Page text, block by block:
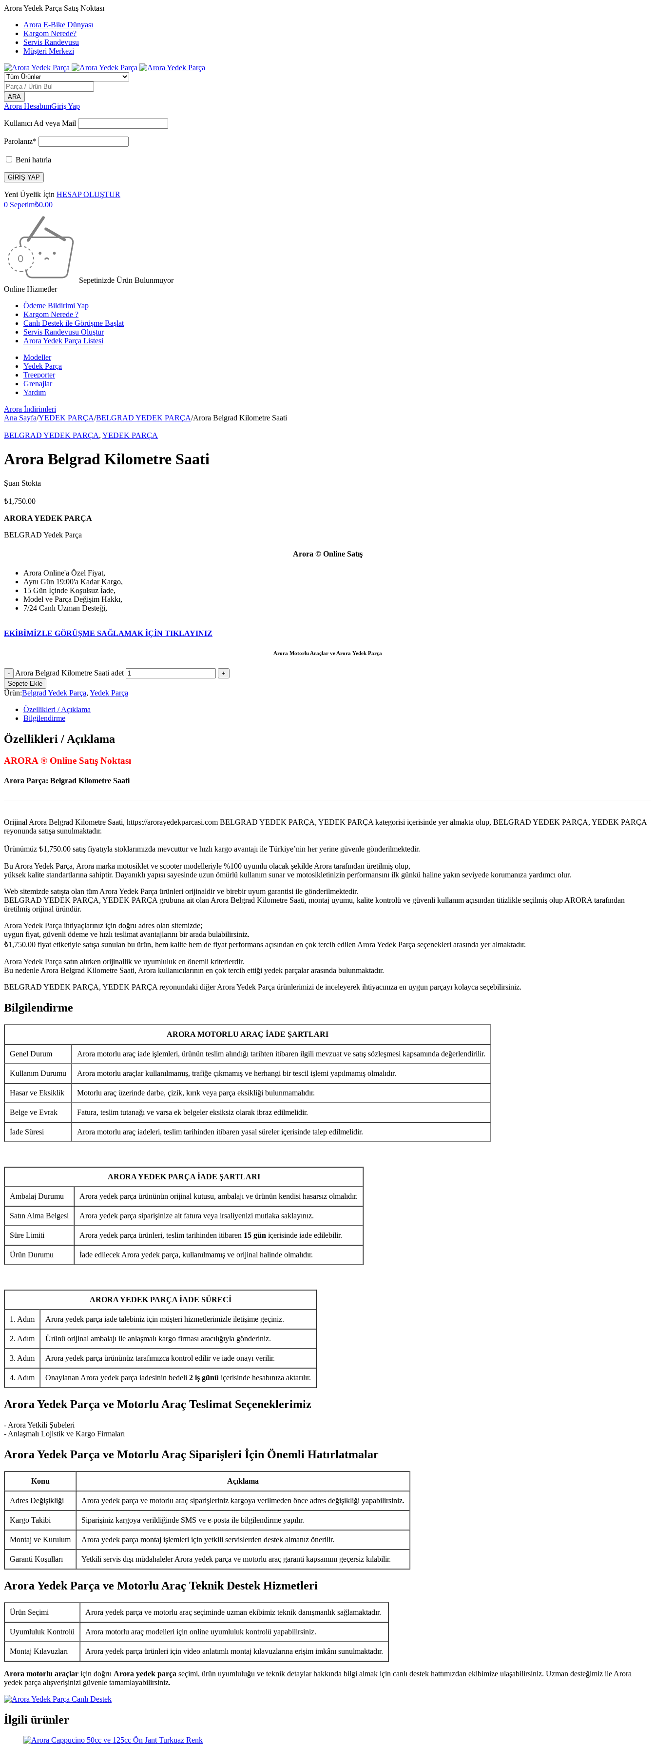
Arora Yedek Parça Satış Noktası
Arora E-Bike Dünyası
Kargom Nerede?
Servis Randevusu
Müşteri Merkezi
Arora HesabımGiriş Yap
Kullanıcı Ad veya Mail
Parolanız*
Beni hatırla
Yeni Üyelik İçin HESAP OLUŞTUR
0 Sepetim₺0.00
Sepetinizde Ürün Bulunmuyor
Online Hizmetler
Ödeme Bildirimi Yap
Kargom Nerede ?
Canlı Destek ile Görüşme Başlat
Servis Randevusu Oluştur
Arora Yedek Parça Listesi
Modeller
Yedek Parça
Treeporter
Grenajlar
Yardım
Arora İndirimleri
Ana Sayfa/YEDEK PARÇA/BELGRAD YEDEK PARÇA/Arora Belgrad Kilometre Saati
BELGRAD YEDEK PARÇA, YEDEK PARÇA
Arora Belgrad Kilometre Saati
Şuan Stokta
₺1,750.00
ARORA YEDEK PARÇA
BELGRAD Yedek Parça
Arora © Online Satış
Arora Online'a Özel Fiyat,
Aynı Gün 19:00'a Kadar Kargo,
15 Gün İçinde Koşulsuz İade,
Model ve Parça Değişim Hakkı,
7/24 Canlı Uzman Desteği,
EKİBİMİZLE GÖRÜŞME SAĞLAMAK İÇİN TIKLAYINIZ
Arora Motorlu Araçlar ve Arora Yedek Parça
Arora Belgrad Kilometre Saati adet
Sepete Ekle
Ürün:Belgrad Yedek Parça, Yedek Parça
Özellikleri / Açıklama
Bilgilendirme
Özellikleri / Açıklama
ARORA ® Online Satış Noktası
Arora Parça: Belgrad Kilometre Saati
Orijinal Arora Belgrad Kilometre Saati, https://arorayedekparcasi.com BELGRAD YEDEK PARÇA, YEDEK PARÇA kategorisi içerisinde yer almakta olup, BELGRAD YEDEK PARÇA, YEDEK PARÇA
reyonunda satışa sunulmaktadır.
Ürünümüz ₺1,750.00 satış fiyatıyla stoklarımızda mevcuttur ve hızlı kargo avantajı ile Türkiye’nin her yerine güvenle gönderilmektedir.
Bu Arora Yedek Parça, Arora marka motosiklet ve scooter modelleriyle %100 uyumlu olacak şekilde Arora tarafından üretilmiş olup,
yüksek kalite standartlarına sahiptir. Dayanıklı yapısı sayesinde uzun ömürlü kullanım sunar ve motosikletinizin performansını ilk günkü haline yakın seviyede korumanıza yardımcı olur.
Web sitemizde satışta olan tüm Arora Yedek Parça ürünleri orijinaldir ve birebir uyum garantisi ile gönderilmektedir.
BELGRAD YEDEK PARÇA, YEDEK PARÇA grubuna ait olan Arora Belgrad Kilometre Saati, montaj uyumu, kalite kontrolü ve güvenli kullanım açısından titizlikle seçilmiş olup ARORA tarafından
üretilmiş orijinal üründür.
Arora Yedek Parça ihtiyaçlarınız için doğru adres olan sitemizde;
uygun fiyat, güvenli ödeme ve hızlı teslimat avantajlarını bir arada bulabilirsiniz.
₺1,750.00 fiyat etiketiyle satışa sunulan bu ürün, hem kalite hem de fiyat performans açısından en çok tercih edilen Arora Yedek Parça seçenekleri arasında yer almaktadır.
Arora Yedek Parça satın alırken orijinallik ve uyumluluk en önemli kriterlerdir.
Bu nedenle Arora Belgrad Kilometre Saati, Arora kullanıcılarının en çok tercih ettiği yedek parçalar arasında bulunmaktadır.
BELGRAD YEDEK PARÇA, YEDEK PARÇA reyonundaki diğer Arora Yedek Parça ürünlerimizi de inceleyerek ihtiyacınıza en uygun parçayı kolayca seçebilirsiniz.
Bilgilendirme
ARORA MOTORLU ARAÇ İADE ŞARTLARI
Genel Durum Arora motorlu araç iade işlemleri, ürünün teslim alındığı tarihten itibaren ilgili mevzuat ve satış sözleşmesi kapsamında değerlendirilir.
Kullanım Durumu Arora motorlu araçlar kullanılmamış, trafiğe çıkmamış ve herhangi bir tescil işlemi yapılmamış olmalıdır.
Hasar ve Eksiklik Motorlu araç üzerinde darbe, çizik, kırık veya parça eksikliği bulunmamalıdır.
Belge ve Evrak Fatura, teslim tutanağı ve varsa ek belgeler eksiksiz olarak ibraz edilmelidir.
İade Süresi Arora motorlu araç iadeleri, teslim tarihinden itibaren yasal süreler içerisinde talep edilmelidir.
ARORA YEDEK PARÇA İADE ŞARTLARI
Ambalaj Durumu Arora yedek parça ürününün orijinal kutusu, ambalajı ve ürünün kendisi hasarsız olmalıdır.
Satın Alma Belgesi Arora yedek parça siparişinize ait fatura veya irsaliyenizi mutlaka saklayınız.
Süre Limiti Arora yedek parça ürünleri, teslim tarihinden itibaren 15 gün içerisinde iade edilebilir.
Ürün Durumu İade edilecek Arora yedek parça, kullanılmamış ve orijinal halinde olmalıdır.
ARORA YEDEK PARÇA İADE SÜRECİ
1. Adım Arora yedek parça iade talebiniz için müşteri hizmetlerimizle iletişime geçiniz.
2. Adım Ürünü orijinal ambalajı ile anlaşmalı kargo firması aracılığıyla gönderiniz.
3. Adım Arora yedek parça ürününüz tarafımızca kontrol edilir ve iade onayı verilir.
4. Adım Onaylanan Arora yedek parça iadesinin bedeli 2 iş günü içerisinde hesabınıza aktarılır.
Arora Yedek Parça ve Motorlu Araç Teslimat Seçeneklerimiz
- Arora Yetkili Şubeleri
- Anlaşmalı Lojistik ve Kargo Firmaları
Arora Yedek Parça ve Motorlu Araç Siparişleri İçin Önemli Hatırlatmalar
Konu Açıklama
Adres Değişikliği Arora yedek parça ve motorlu araç siparişleriniz kargoya verilmeden önce adres değişikliği yapabilirsiniz.
Kargo Takibi Siparişiniz kargoya verildiğinde SMS ve e-posta ile bilgilendirme yapılır.
Montaj ve Kurulum Arora yedek parça montaj işlemleri için yetkili servislerden destek almanız önerilir.
Garanti Koşulları Yetkili servis dışı müdahaleler Arora yedek parça ve motorlu araç garanti kapsamını geçersiz kılabilir.
Arora Yedek Parça ve Motorlu Araç Teknik Destek Hizmetleri
Ürün Seçimi Arora yedek parça ve motorlu araç seçiminde uzman ekibimiz teknik danışmanlık sağlamaktadır.
Uyumluluk Kontrolü Arora motorlu araç modelleri için online uyumluluk kontrolü yapabilirsiniz.
Montaj Kılavuzları Arora yedek parça ürünleri için video anlatımlı montaj kılavuzlarına erişim imkânı sunulmaktadır.
Arora motorlu araçlar için doğru Arora yedek parça seçimi, ürün uyumluluğu ve teknik detaylar hakkında bilgi almak için canlı destek hattımızdan ekibimize ulaşabilirsiniz. Uzman desteğimiz ile Arora
yedek parça alışverişinizi güvenle tamamlayabilirsiniz.
İlgili ürünler